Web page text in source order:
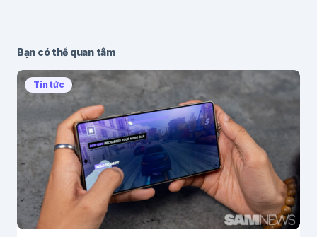
Bạn có thể quan tâm
Tin tức